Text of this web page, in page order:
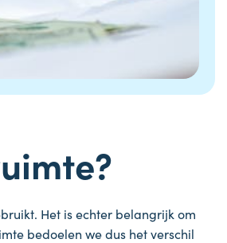
Het is echter belangrijk om
bedoelen we dus het verschil